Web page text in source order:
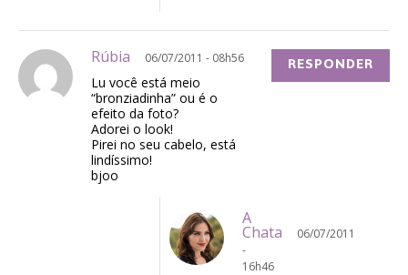
Rúbia 06/07/2011 - 08h56
Lu você está meio
“bronziadinha” ou é o
efeito da foto?
Adorei o look!
Pirei no seu cabelo, está
lindíssimo!
bjoo
RESPONDER
A
Chata
06/07/2011
-
16h46